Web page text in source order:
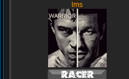
lms